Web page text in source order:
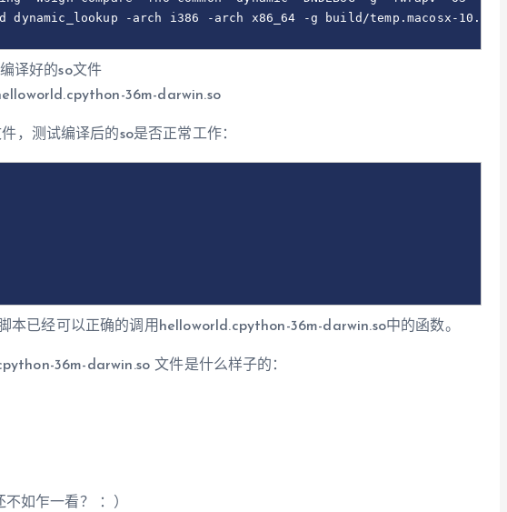
dynamic_lookup -arch i386 -arch x86_64 -g build/temp.macosx-
译好的so文件
36m-darwin.so
，测试编译后的so是否正常工作：
本已经可以正确的调用helloworld.cpython-36m-darwin.so中的函数。
36m-darwin.so 文件是什么样子的：
如乍一看？ ：）